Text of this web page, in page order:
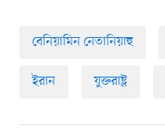
বেনিয়ামিন নেতানিয়াহু
ইরান যুক্তরাষ্ট্র